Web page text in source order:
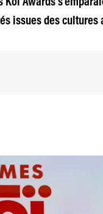
Awards
issues des cultures